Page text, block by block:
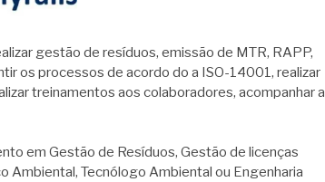
gestão de resíduos, emissão de MTR, RAPP,
os processos de acordo do a ISO-14001, realizar
treinamentos aos colaboradores, acompanhar a
em Gestão de Resíduos, Gestão de licenças
Ambiental, Tecnólogo Ambiental ou Engenharia